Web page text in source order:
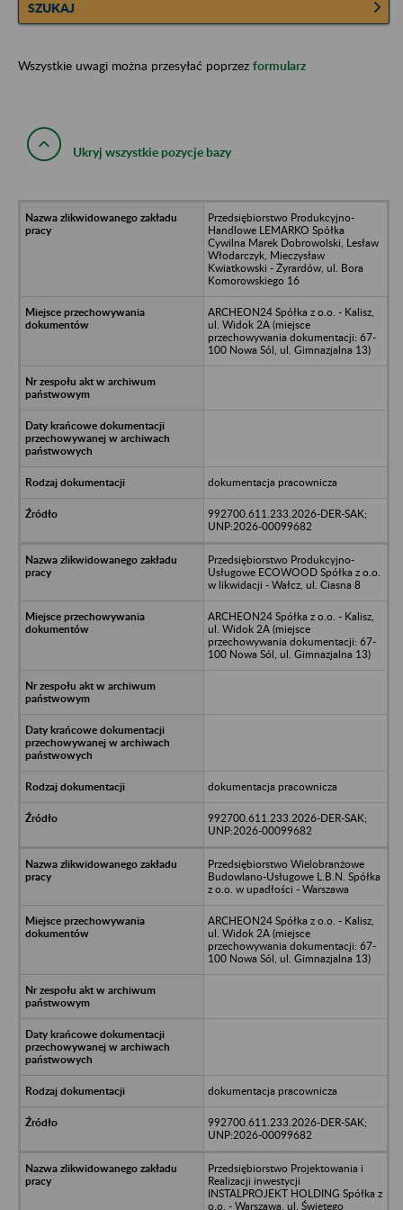
SZUKAJ
Wszystkie uwagi można przesyłać poprzez formularz
Ukryj wszystkie pozycje bazy
Przedsiębiorstwo Produkcyjno-
Handlowe LEMARKO Spółka
Cywilna Marek Dobrowolski, Lesław
Włodarczyk, Mieczysław
Kwiatkowski - Żyrardów, ul. Bora
Komorowskiego 16
ARCHEON24 Spółka z o.o. - Kalisz,
ul. Widok 2A (miejsce
przechowywania dokumentacji: 67-
100 Nowa Sól, ul. Gimnazjalna 13)
dokumentacja pracownicza
992700.611.233.2026-DER-SAK;
UNP:2026-00099682
Przedsiębiorstwo Produkcyjno-
Usługowe ECOWOOD Spółka z o.o.
w likwidacji - Wałcz, ul. Ciasna 8
ARCHEON24 Spółka z o.o. - Kalisz,
ul. Widok 2A (miejsce
przechowywania dokumentacji: 67-
100 Nowa Sól, ul. Gimnazjalna 13)
dokumentacja pracownicza
992700.611.233.2026-DER-SAK;
UNP:2026-00099682
Przedsiębiorstwo Wielobranżowe
Budowlano-Usługowe L.B.N. Spółka
z o.o. w upadłości - Warszawa
ARCHEON24 Spółka z o.o. - Kalisz,
ul. Widok 2A (miejsce
przechowywania dokumentacji: 67-
100 Nowa Sól, ul. Gimnazjalna 13)
dokumentacja pracownicza
992700.611.233.2026-DER-SAK;
UNP:2026-00099682
Przedsiębiorstwo Projektowania i
Realizacji inwestycji
INSTALPROJEKT HOLDING Spółka z
o.o. - Warszawa, ul. Świętego